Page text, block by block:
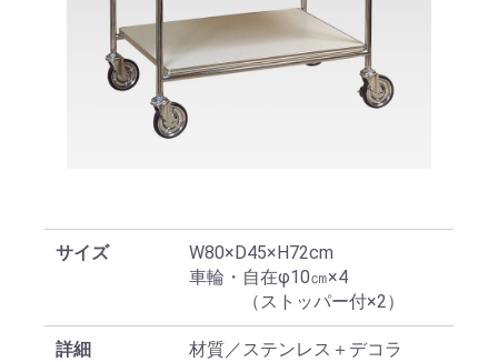
サイズ
W80×D45×H72cm
車輪・自在φ10㎝×4
（ストッパー付×2）
詳細
材質／ステンレス＋デコラ